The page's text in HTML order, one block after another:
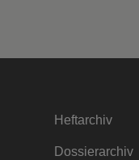
Heftarchiv
Dossierarchiv